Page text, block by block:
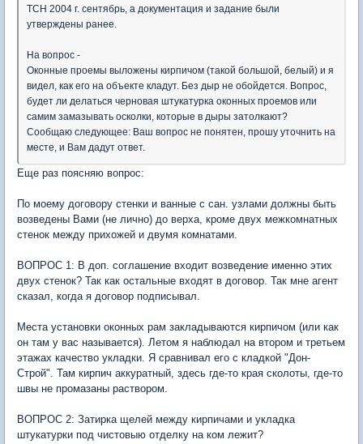
ТСН 2004 г. сентябрь, а документация и задание были
утверждены ранее.
На вопрос -
Оконные проемы выложены кирпичом (такой большой, белый) и я
видел, как его на объекте кладут. Без дыр не обойдется. Вопрос,
будет ли делаться черновая штукатурка оконных проемов или
самим замазывать осколки, которые в дыры затолкают?
Сообщаю следующее: Ваш вопрос не понятен, прошу уточнить на
месте, и Вам дадут ответ.
Еще раз поясняю вопрос:
По моему договору стенки и ванные с сан. узлами должны быть
возведены Вами (не лично) до верха, кроме двух межкомнатных
стенок между прихожей и двумя комнатами.
ВОПРОС 1: В доп. соглашение входит возведение именно этих
двух стенок? Так как остальные входят в договор. Так мне агент
сказал, когда я договор подписывал.
Места установки оконных рам закладываются кирпичом (или как
он там у вас называется). Летом я наблюдал на втором и третьем
этажах качество укладки. Я сравнивал его с кладкой "Дон-
Строй". Там кирпич аккуратный, здесь где-то края сколоты, где-то
швы не промазаны раствором.
ВОПРОС 2: Затирка щелей между кирпичами и укладка
штукатурки под чистовыю отделку на ком лежит?